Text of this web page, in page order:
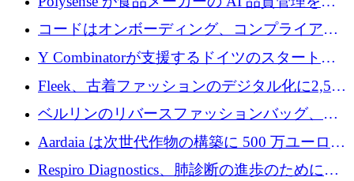
ンブルク
張するために 1,070 万ドルを調達
コードはオンボーディング、コンプライアン
ス、支払いを統合するために 640 万ポンドを
Y Combinatorが支援するドイツのスタートア
ップFintoが340万ドルを調達、シリコンバレ
ーではなくミュンヘンを選んだと語る
Fleek、古着ファッションのデジタル化に2,500
万ドルを確保
ベルリンのリバースファッションバッグ、繊
維仕分け規模拡大に7桁の資金調達
Aardaia は次世代作物の構築に 500 万ユーロを
寄付
Respiro Diagnostics、肺診断の進歩のために